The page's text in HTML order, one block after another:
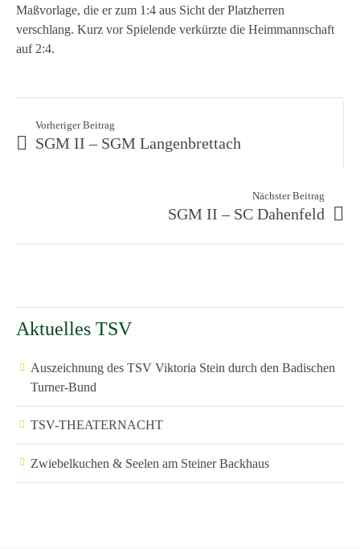
Maßvorlage, die er zum 1:4 aus Sicht der Platzherren
verschlang. Kurz vor Spielende verkürzte die Heimmannschaft
auf 2:4.
Vorheriger Beitrag
SGM II – SGM Langenbrettach
Nächster Beitrag
SGM II – SC Dahenfeld
Aktuelles TSV
Auszeichnung des TSV Viktoria Stein durch den Badischen
Turner-Bund
TSV-THEATERNACHT
Zwiebelkuchen & Seelen am Steiner Backhaus